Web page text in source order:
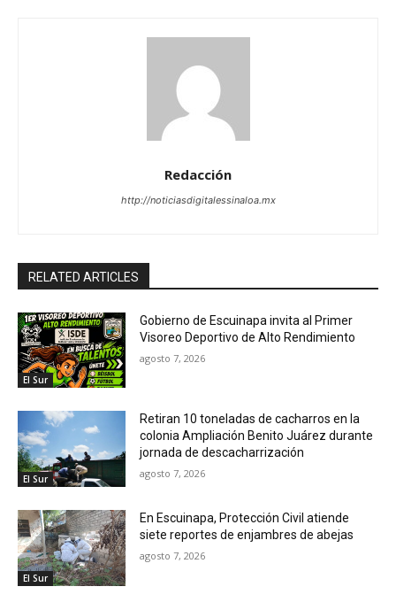
Redacción
http://noticiasdigitalessinaloa.mx
RELATED ARTICLES
El Sur
Gobierno de Escuinapa invita al Primer
Visoreo Deportivo de Alto Rendimiento
agosto 7, 2026
El Sur
Retiran 10 toneladas de cacharros en la
colonia Ampliación Benito Juárez durante
jornada de descacharrización
agosto 7, 2026
El Sur
En Escuinapa, Protección Civil atiende
siete reportes de enjambres de abejas
agosto 7, 2026